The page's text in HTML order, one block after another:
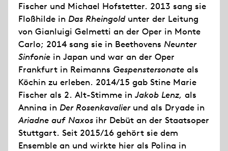
Fischer und Michael Hofstetter. 2013 sang sie
Floßhilde in Das Rheingoldunter der Leitung
von Gianluigi Gelmetti an der Oper in Monte
Carlo; 2014 sang sie in Beethovens Neunter
Sinfonie in Japan und war an der Oper
Frankfurt in Reimanns Gespenstersonate als
Köchin zu erleben. 2014/15 gab Stine Marie
Fischer als 2. Alt-Stimme inJakob Lenz, als
Annina in Der Rosenkavalierund als Dryade in
Ariadne auf Naxos ihr Debüt an der Staatsoper
Stuttgart. Seit 2015/16 gehört sie dem
Ensemble an und wirkte hier als Polina in